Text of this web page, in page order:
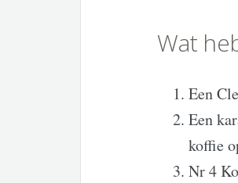
Wat
Een
Een
koffie
Nr 4